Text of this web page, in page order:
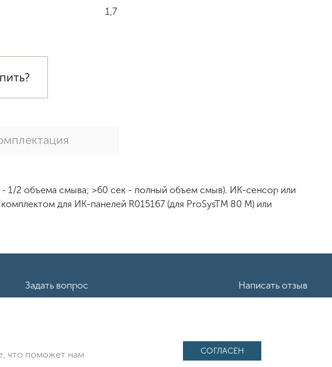
1,7
- 1/2 объема смыва; >60 сек - полный объем смыв). ИК-сенсор или
для ИК-панелей R015167 (для ProSysTM 80 M) или
Задать вопрос Написать отзыв
ул., д. 31 Б
что поможет нам
СОГЛАСЕН